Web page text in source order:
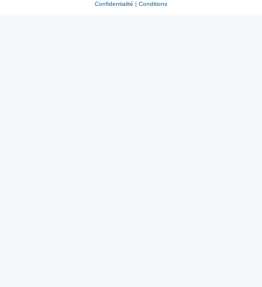
Confidentialité | Conditions